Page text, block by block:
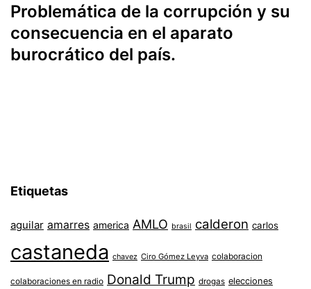
Problemática de la corrupción y su
consecuencia en el aparato
burocrático del país.
Etiquetas
aguilar amarres america AMLO brasil calderon carlos
castaneda chavez Ciro Gómez Leyva colaboracion
colaboraciones en radio Donald Trump drogas elecciones